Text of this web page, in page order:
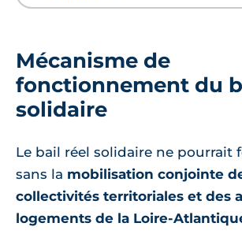
Mécanisme de
fonctionnement du
solidaire
Le bail réel solidaire ne pourrait
sans la mobilisation conjointe
collectivités territoriales et des
logements de la Loire-